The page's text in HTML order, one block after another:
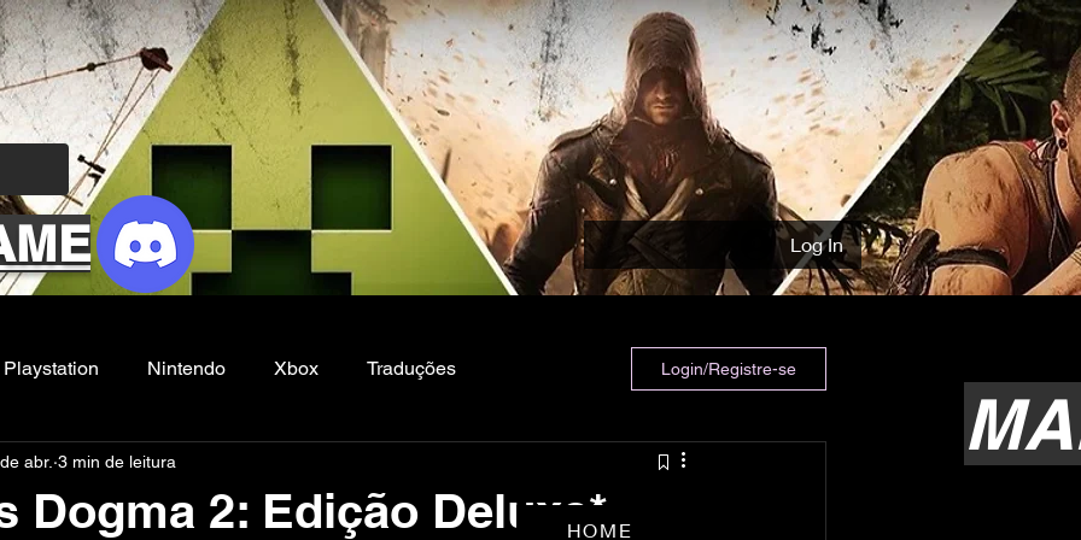
Log In
Playstation Nintendo Xbox Traduções
Filmes e Series
Login/Registre-se
Dogma 2: Edição Deluxe* –
abr. 3 min de leitura
HOME